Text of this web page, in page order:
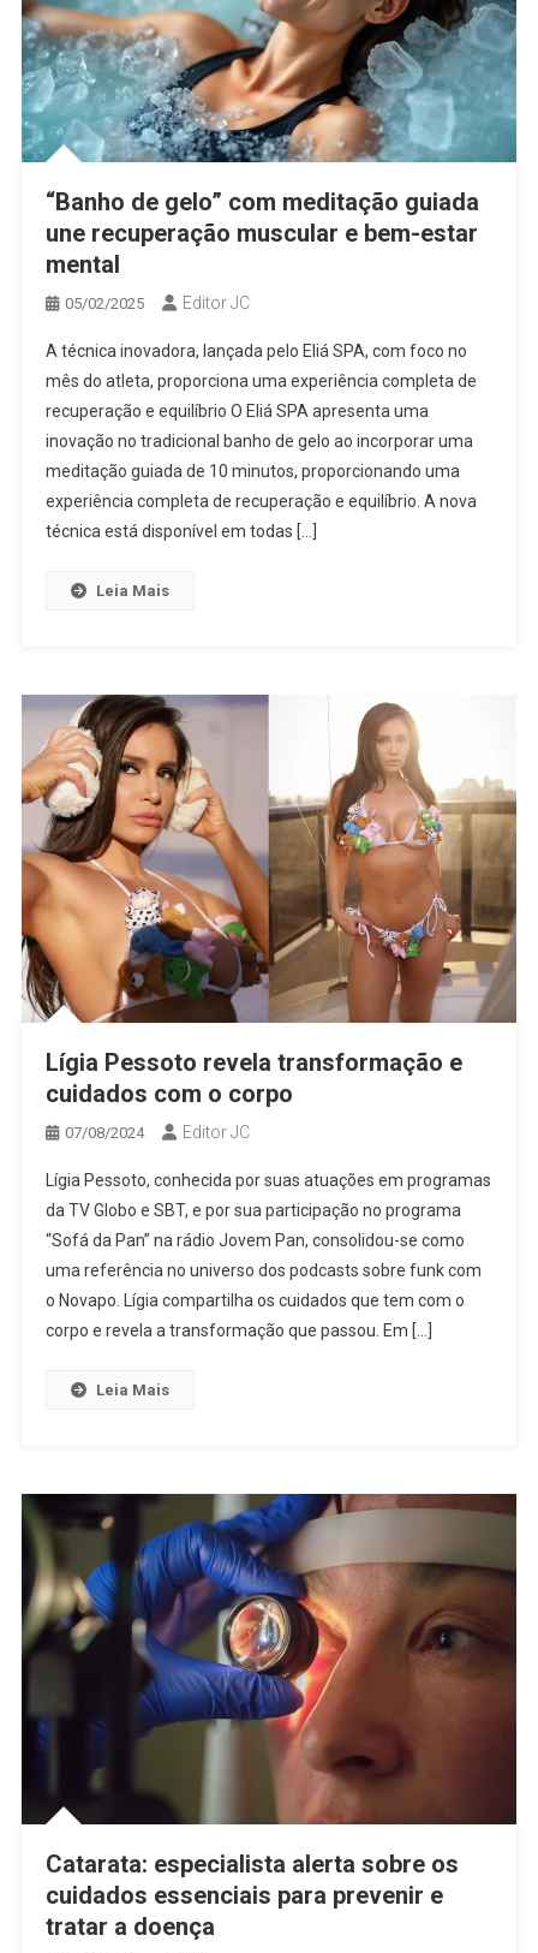
“Banho de gelo” com meditação guiada
une recuperação muscular e bem-estar
mental
05/02/2025 Editor JC
A técnica inovadora, lançada pelo Eliá SPA, com foco no
mês do atleta, proporciona uma experiência completa de
recuperação e equilíbrio O Eliá SPA apresenta uma
inovação no tradicional banho de gelo ao incorporar uma
meditação guiada de 10 minutos, proporcionando uma
experiência completa de recuperação e equilíbrio. A nova
técnica está disponível em todas […]
Leia Mais
Lígia Pessoto revela transformação e
cuidados com o corpo
07/08/2024 Editor JC
Lígia Pessoto, conhecida por suas atuações em programas
da TV Globo e SBT, e por sua participação no programa
“Sofá da Pan” na rádio Jovem Pan, consolidou-se como
uma referência no universo dos podcasts sobre funk com
o Novapo. Lígia compartilha os cuidados que tem com o
corpo e revela a transformação que passou. Em […]
Leia Mais
Catarata: especialista alerta sobre os
cuidados essenciais para prevenir e
tratar a doença